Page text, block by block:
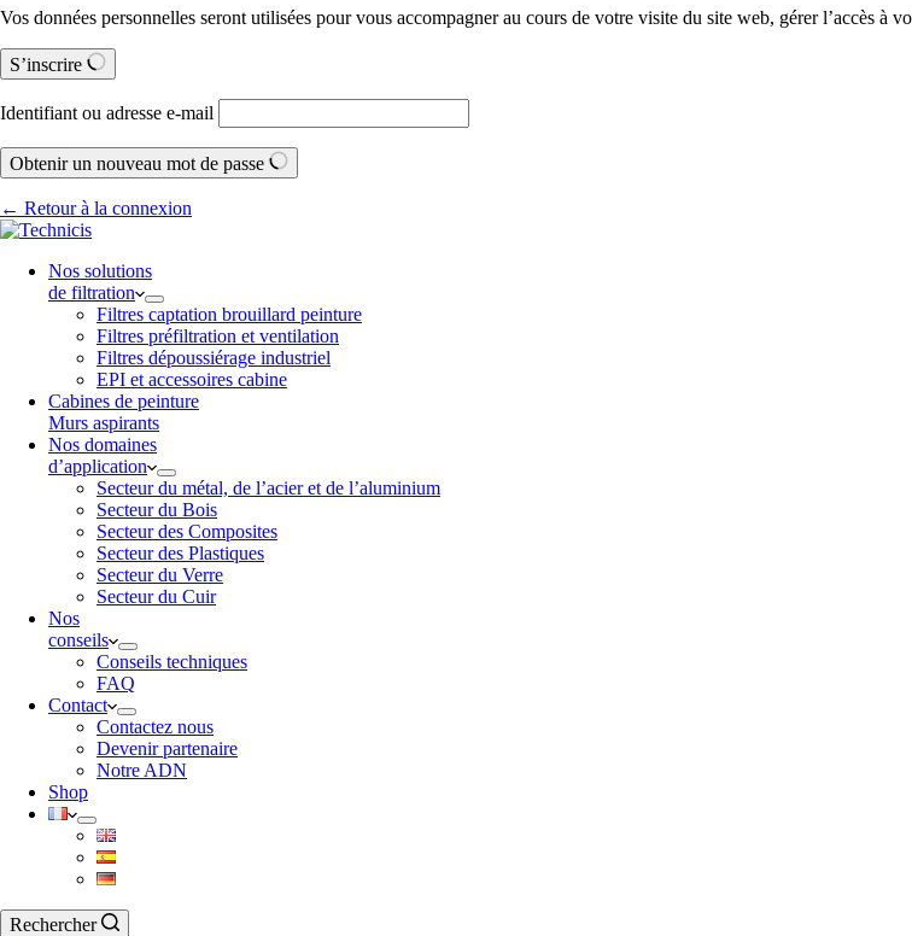
Vos données personnelles seront utilisées pour vous accompagner au cours de votre visite du site web, gérer l’accès à
S’inscrire
Identifiant ou adresse e-mail
Obtenir un nouveau mot de passe
← Retour à la connexion
Nos solutions
de filtration
Filtres captation brouillard peinture
Filtres préfiltration et ventilation
Filtres dépoussiérage industriel
EPI et accessoires cabine
Cabines de peinture
Murs aspirants
Nos domaines
d’application
Secteur du métal, de l’acier et de l’aluminium
Secteur du Bois
Secteur des Composites
Secteur des Plastiques
Secteur du Verre
Secteur du Cuir
Nos
conseils
Conseils techniques
FAQ
Contact
Contactez nous
Devenir partenaire
Notre ADN
Shop
Rechercher